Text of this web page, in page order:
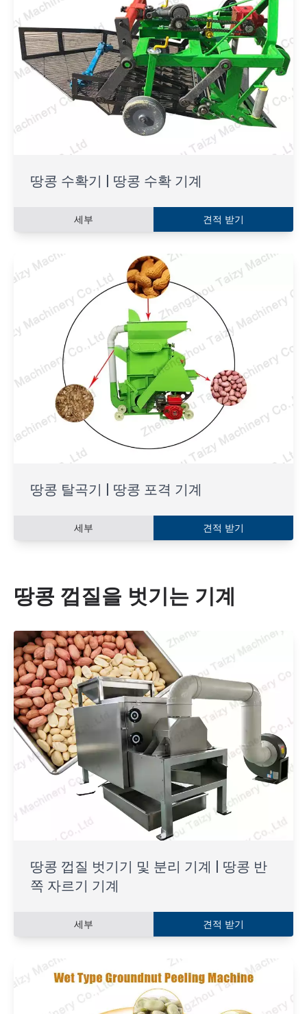
땅콩 수확기 | 땅콩 수확 기계
세부 견적 받기
땅콩 탈곡기 | 땅콩 포격 기계
세부 견적 받기
땅콩 껍질을 벗기는 기계
땅콩 껍질 벗기기 및 분리 기계 | 땅콩 반
쪽 자르기 기계
세부 견적 받기